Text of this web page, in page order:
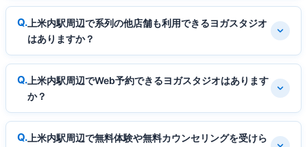
上米内駅周辺で系列の他店舗も利用できるヨガスタジオ
はありますか？
上米内駅周辺でWeb予約できるヨガスタジオはあります
か？
上米内駅周辺で無料体験や無料カウンセリングを受けら